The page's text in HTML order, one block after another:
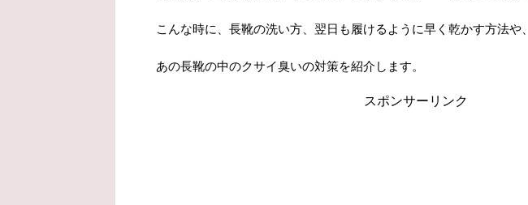
こんな時に、長靴の洗い方、翌日も履けるように早く乾かす方法や、
あの長靴の中のクサイ臭いの対策を紹介します。
スポンサーリンク